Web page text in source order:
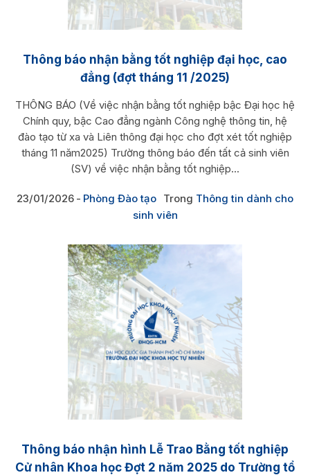
Thông báo nhận bằng tốt nghiệp đại học, cao
đẳng (đợt tháng 11 /2025)
THÔNG BÁO (Về việc nhận bằng tốt nghiệp bậc Đại học hệ
Chính quy, bậc Cao đẳng ngành Công nghệ thông tin, hệ
đào tạo từ xa và Liên thông đại học cho đợt xét tốt nghiệp
tháng 11 năm2025) Trường thông báo đến tất cả sinh viên
(SV) về việc nhận bằng tốt nghiệp...
23/01/2026 Phòng Đào tạo Trong Thông tin dành cho
sinh viên
Thông báo nhận hình Lễ Trao Bằng tốt nghiệp
Cử nhân Khoa học Đợt 2 năm 2025 do Trường tổ